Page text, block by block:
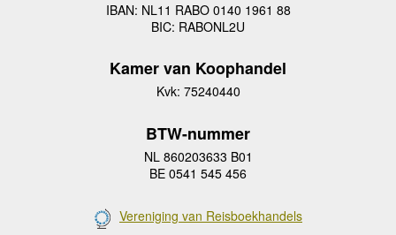
IBAN: NL11 RABO 0140 1961 88
BIC: RABONL2U
Kamer van Koophandel
Kvk: 75240440
BTW-nummer
NL 860203633 B01
BE 0541 545 456
Vereniging van Reisboekhandels